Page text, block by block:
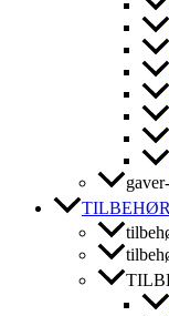
TILBEHØR